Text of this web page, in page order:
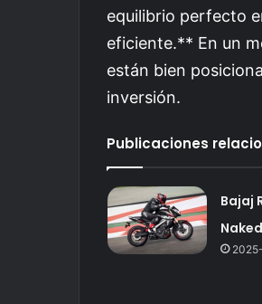
equilibrio perfecto
eficiente.** En un
están bien
inversión.
Publicaciones
Bajaj